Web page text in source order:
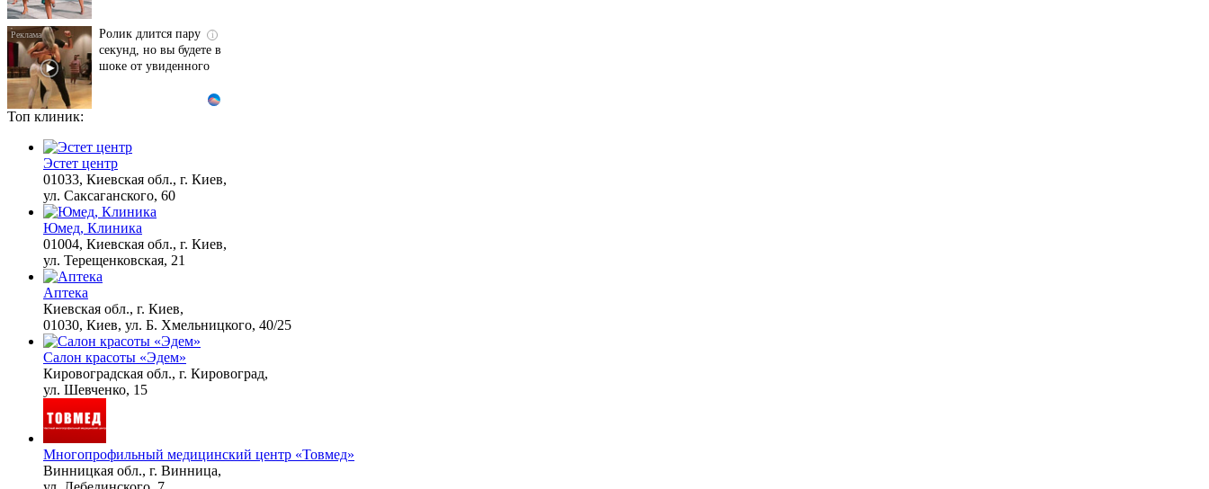
i
Ролик длится пару
секунд, но вы будете в
шоке от увиденного
Пересмотрела 10 раз
Ролик из Омска: вы
будете смеяться долго
Что стало причиной
громкого взрыва в
Москве 7 августа
Какие товары
пропадут из
магазинов с 1 августа
2026 года
Топ клиник:
Эстет центр
01033, Киевская обл., г. Киев,
ул. Саксаганского, 60
Юмед, Клиника
01004, Киевская обл., г. Киев,
ул. Терещенковская, 21
Аптека
Киевская обл., г. Киев,
01030, Киев, ул. Б. Хмельницкого, 40/25
Салон красоты «Эдем»
Кировоградская обл., г. Кировоград,
ул. Шевченко, 15
Многопрофильный медицинский центр «Товмед»
Винницкая обл., г. Винница,